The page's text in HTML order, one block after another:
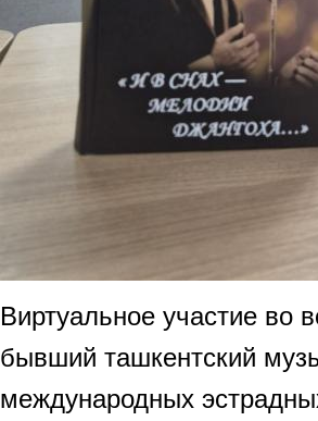
Виртуальное участие во
бывший ташкентский
международных